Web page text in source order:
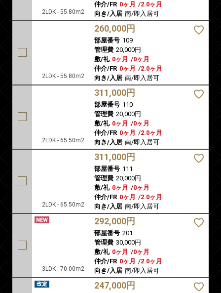
2LDK - 55.80m2
仲介/FR 0ヶ月 /2.0ヶ月
向き/入居 南/即入居可
2LDK - 55.80m2
260,000円
部屋番号 109
管理費 20,000円
敷/礼 0ヶ月 /0ヶ月
仲介/FR 0ヶ月 /2.0ヶ月
向き/入居 南/即入居可
2LDK - 65.50m2
311,000円
部屋番号 110
管理費 20,000円
敷/礼 0ヶ月 /0ヶ月
仲介/FR 0ヶ月 /2.0ヶ月
向き/入居 南/即入居可
2LDK - 65.50m2
311,000円
部屋番号 111
管理費 20,000円
敷/礼 0ヶ月 /0ヶ月
仲介/FR 0ヶ月 /2.0ヶ月
向き/入居 南/即入居可
3LDK - 70.00m2
292,000円
部屋番号 201
管理費 30,000円
敷/礼 0ヶ月 /0ヶ月
仲介/FR 0ヶ月 /2.0ヶ月
向き/入居 南/即入居可
247,000円